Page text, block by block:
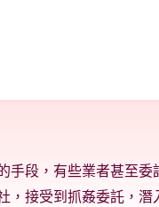
手段，有些業者甚至委
，接受到抓姦委託，潛